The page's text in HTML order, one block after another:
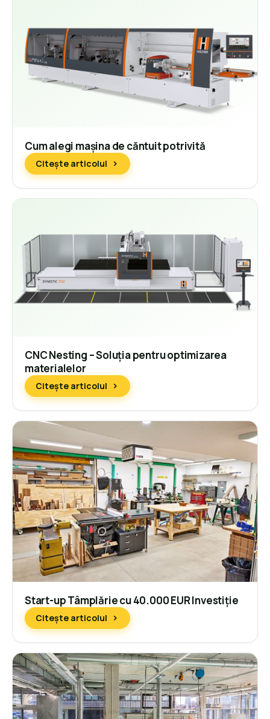
Cum alegi mașina de căntuit potrivită
Citește articolul
CNC Nesting – Soluția pentru optimizarea
materialelor
Citește articolul
Start-up Tâmplărie cu 40.000 EUR Investiție
Citește articolul